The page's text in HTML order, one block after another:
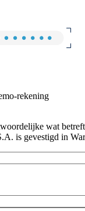
rekening
wat
is gevestigd in